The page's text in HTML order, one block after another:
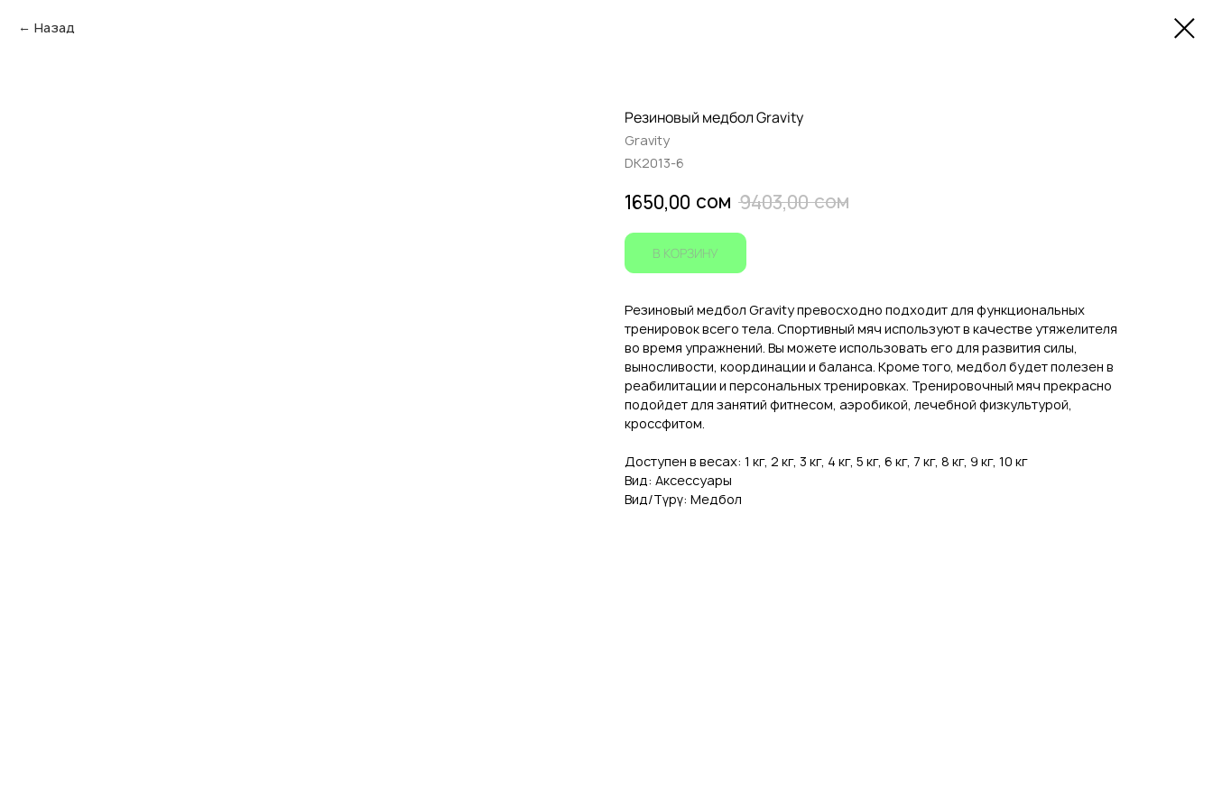
Назад
Резиновый медбол Gravity
Gravity
DK2013-6
1650,00 сом 9403,00 сом
В КОРЗИНУ
Резиновый медбол Gravity превосходно подходит для функциональных
тренировок всего тела. Спортивный мяч используют в качестве утяжелителя
во время упражнений. Вы можете использовать его для развития силы,
выносливости, координации и баланса. Кроме того, медбол будет полезен в
реабилитации и персональных тренировках. Тренировочный мяч прекрасно
подойдет для занятий фитнесом, аэробикой, лечебной физкультурой,
кроссфитом.
Доступен в весах: 1 кг, 2 кг, 3 кг, 4 кг, 5 кг, 6 кг, 7 кг, 8 кг, 9 кг, 10 кг
Вид: Аксессуары
Вид/Түрү: Медбол